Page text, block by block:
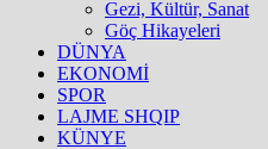
Gezi, Kültür, Sanat
Göç Hikayeleri
DÜNYA
EKONOMİ
SPOR
LAJME SHQIP
KÜNYE